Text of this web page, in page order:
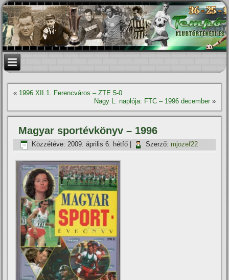
« 1996.XII.1. Ferencváros – ZTE 5-0
Nagy L. naplója: FTC – 1996 december»
Magyar sportévkönyv – 1996
Közzétéve: 2009. április 6. hétfő Szerző: mjozef22